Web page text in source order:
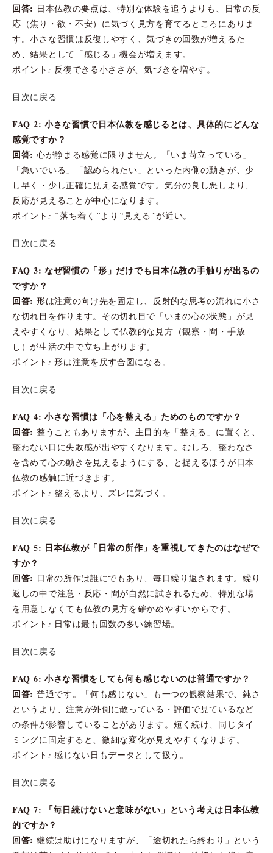
回答: 日本仏教の要点は、特別な体験を追うよりも、日常の反
応（焦り・欲・不安）に気づく見方を育てるところにありま
す。小さな習慣は反復しやすく、気づきの回数が増えるた
め、結果として「感じる」機会が増えます。
ポイント: 反復できる小ささが、気づきを増やす。
目次に戻る
FAQ 2: 小さな習慣で日本仏教を感じるとは、具体的にどんな
感覚ですか？
回答: 心が静まる感覚に限りません。「いま苛立っている」
「急いでいる」「認められたい」といった内側の動きが、少
し早く・少し正確に見える感覚です。気分の良し悪しより、
反応が見えることが中心になります。
ポイント: “落ち着く”より“見える”が近い。
目次に戻る
FAQ 3: なぜ習慣の「形」だけでも日本仏教の手触りが出るの
ですか？
回答: 形は注意の向け先を固定し、反射的な思考の流れに小さ
な切れ目を作ります。その切れ目で「いまの心の状態」が見
えやすくなり、結果として仏教的な見方（観察・間・手放
し）が生活の中で立ち上がります。
ポイント: 形は注意を戻す合図になる。
目次に戻る
FAQ 4: 小さな習慣は「心を整える」ためのものですか？
回答: 整うこともありますが、主目的を「整える」に置くと、
整わない日に失敗感が出やすくなります。むしろ、整わなさ
を含めて心の動きを見えるようにする、と捉えるほうが日本
仏教の感触に近づきます。
ポイント: 整えるより、ズレに気づく。
目次に戻る
FAQ 5: 日本仏教が「日常の所作」を重視してきたのはなぜで
すか？
回答: 日常の所作は誰にでもあり、毎日繰り返されます。繰り
返しの中で注意・反応・間が自然に試されるため、特別な場
を用意しなくても仏教の見方を確かめやすいからです。
ポイント: 日常は最も回数の多い練習場。
目次に戻る
FAQ 6: 小さな習慣をしても何も感じないのは普通ですか？
回答: 普通です。「何も感じない」も一つの観察結果で、鈍さ
というより、注意が外側に散っている・評価で見ているなど
の条件が影響していることがあります。短く続け、同じタイ
ミングに固定すると、微細な変化が見えやすくなります。
ポイント: 感じない日もデータとして扱う。
目次に戻る
FAQ 7: 「毎日続けないと意味がない」という考えは日本仏教
的ですか？
回答: 継続は助けになりますが、「途切れたら終わり」という